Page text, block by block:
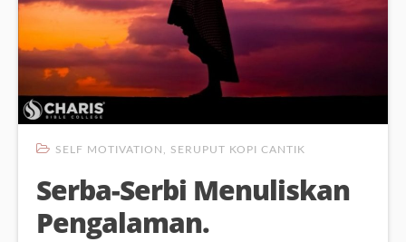
SELF MOTIVATION SERUPUT KOPI CANTIK
Serba-Serbi Menuliskan
Pengalaman.